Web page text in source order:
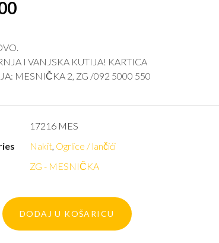
I VANJSKA KUTIJA! KARTICA
MESNIČKA 2, ZG /092 5000 550
17216 MES
Nakit Ogrlice / lančići
ZG - MESNIČKA
DODAJ U KOŠARICU